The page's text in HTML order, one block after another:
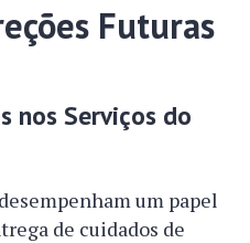
Futuras
nos Serviços do
um papel
de cuidados de